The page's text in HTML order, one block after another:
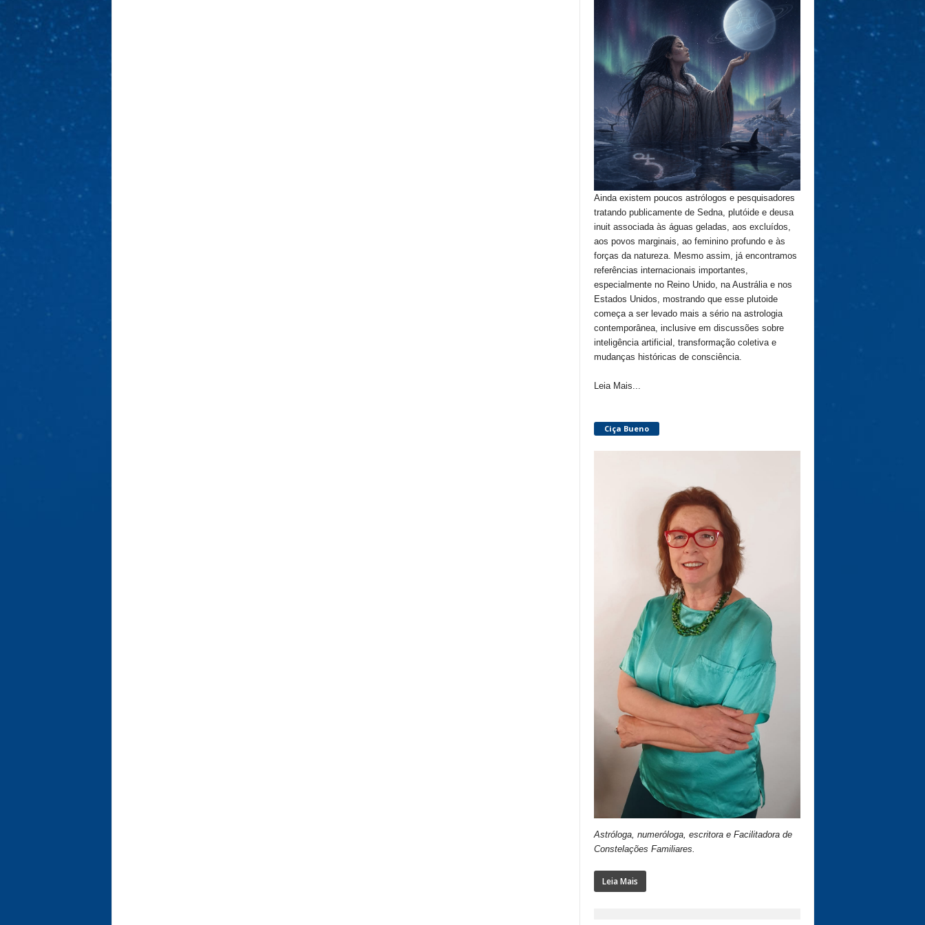
Ainda existem poucos astrólogos e pesquisadores
tratando publicamente de Sedna, plutóide e deusa
inuit associada às águas geladas, aos excluídos,
aos povos marginais, ao feminino profundo e às
forças da natureza. Mesmo assim, já encontramos
referências internacionais importantes,
especialmente no Reino Unido, na Austrália e nos
Estados Unidos, mostrando que esse plutoide
começa a ser levado mais a sério na astrologia
contemporânea, inclusive em discussões sobre
inteligência artificial, transformação coletiva e
mudanças históricas de consciência.
Leia Mais...
Ciça Bueno
Astróloga, numeróloga, escritora e Facilitadora de
Constelações Familiares.
Leia Mais